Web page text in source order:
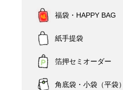
福袋・HAPPY BAG
紙手提袋
箔押セミオーダー
角底袋・小袋（平袋）